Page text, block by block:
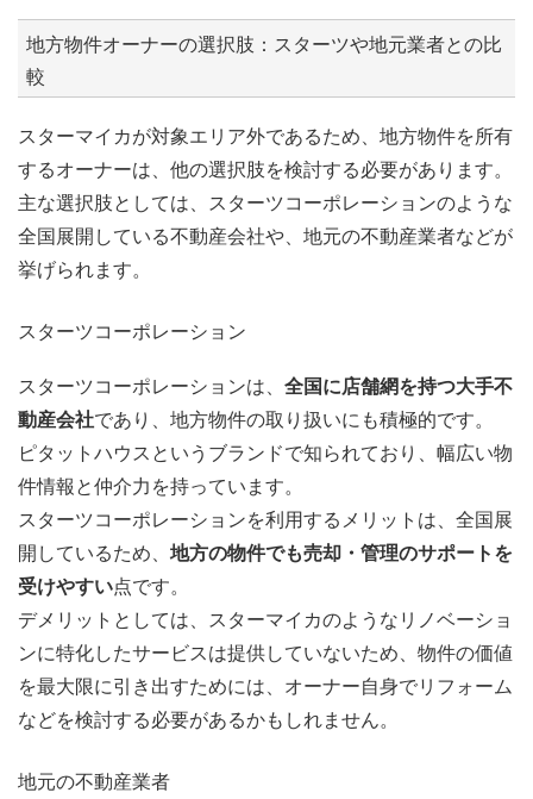
地方物件オーナーの選択肢：スターツや地元業者との比
較
スターマイカが対象エリア外であるため、地方物件を所有
するオーナーは、他の選択肢を検討する必要があります。
主な選択肢としては、スターツコーポレーションのような
全国展開している不動産会社や、地元の不動産業者などが
挙げられます。
スターツコーポレーション
スターツコーポレーションは、 全国に店舗網を持つ大手不
動産会社であり、地方物件の取り扱いにも積極的です。
ピタットハウスというブランドで知られており、幅広い物
件情報と仲介力を持っています。
スターツコーポレーションを利用するメリットは、全国展
開しているため、 地方の物件でも売却・管理のサポートを
受けやすい点です。
デメリットとしては、スターマイカのようなリノベーショ
ンに特化したサービスは提供していないため、物件の価値
を最大限に引き出すためには、オーナー自身でリフォーム
などを検討する必要があるかもしれません。
地元の不動産業者